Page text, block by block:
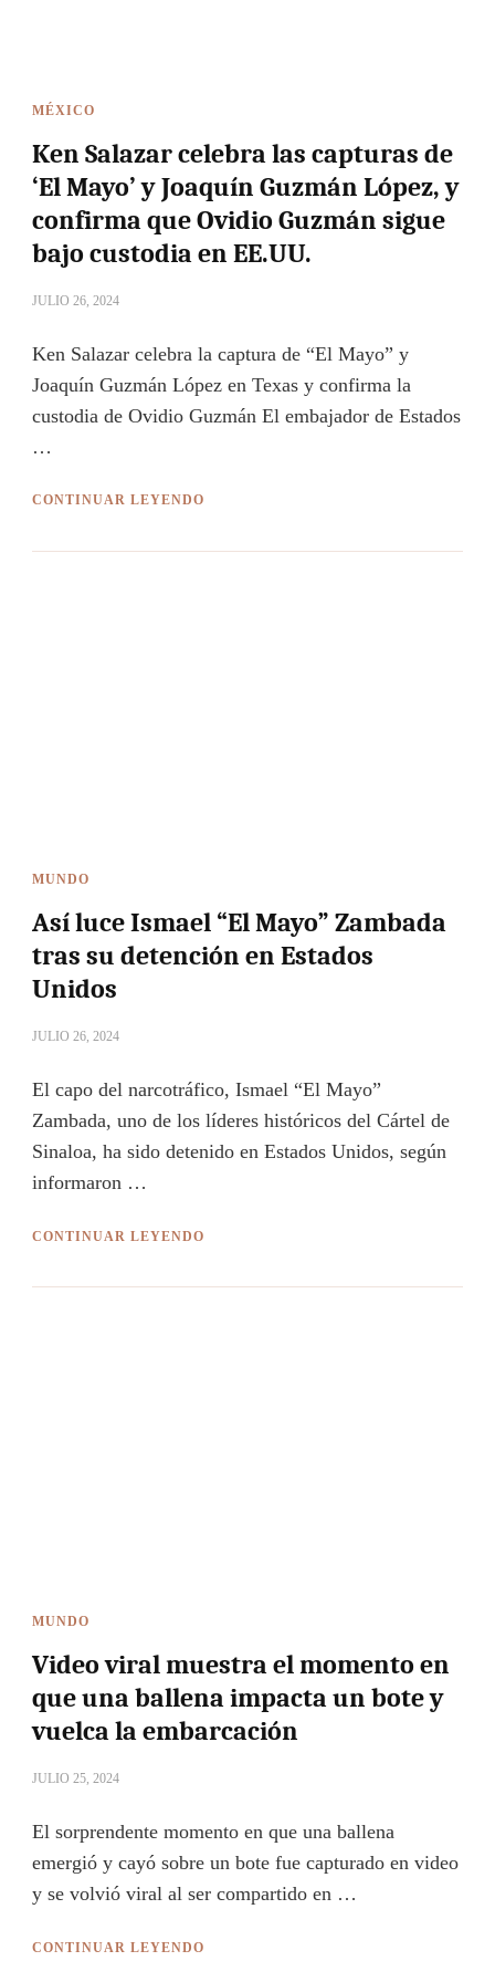
MÉXICO
Ken Salazar celebra las capturas de
‘El Mayo’ y Joaquín Guzmán López, y
confirma que Ovidio Guzmán sigue
bajo custodia en EE.UU.
JULIO 26, 2024
Ken Salazar celebra la captura de “El Mayo” y
Joaquín Guzmán López en Texas y confirma la
custodia de Ovidio Guzmán El embajador de Estados
…
CONTINUAR LEYENDO
MUNDO
Así luce Ismael “El Mayo” Zambada
tras su detención en Estados
Unidos
JULIO 26, 2024
El capo del narcotráfico, Ismael “El Mayo”
Zambada, uno de los líderes históricos del Cártel de
Sinaloa, ha sido detenido en Estados Unidos, según
informaron …
CONTINUAR LEYENDO
MUNDO
Video viral muestra el momento en
que una ballena impacta un bote y
vuelca la embarcación
JULIO 25, 2024
El sorprendente momento en que una ballena
emergió y cayó sobre un bote fue capturado en video
y se volvió viral al ser compartido en …
CONTINUAR LEYENDO